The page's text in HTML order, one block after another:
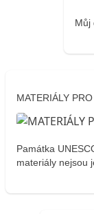
Můj
MATERIÁLY
Památka
materiály nejsou